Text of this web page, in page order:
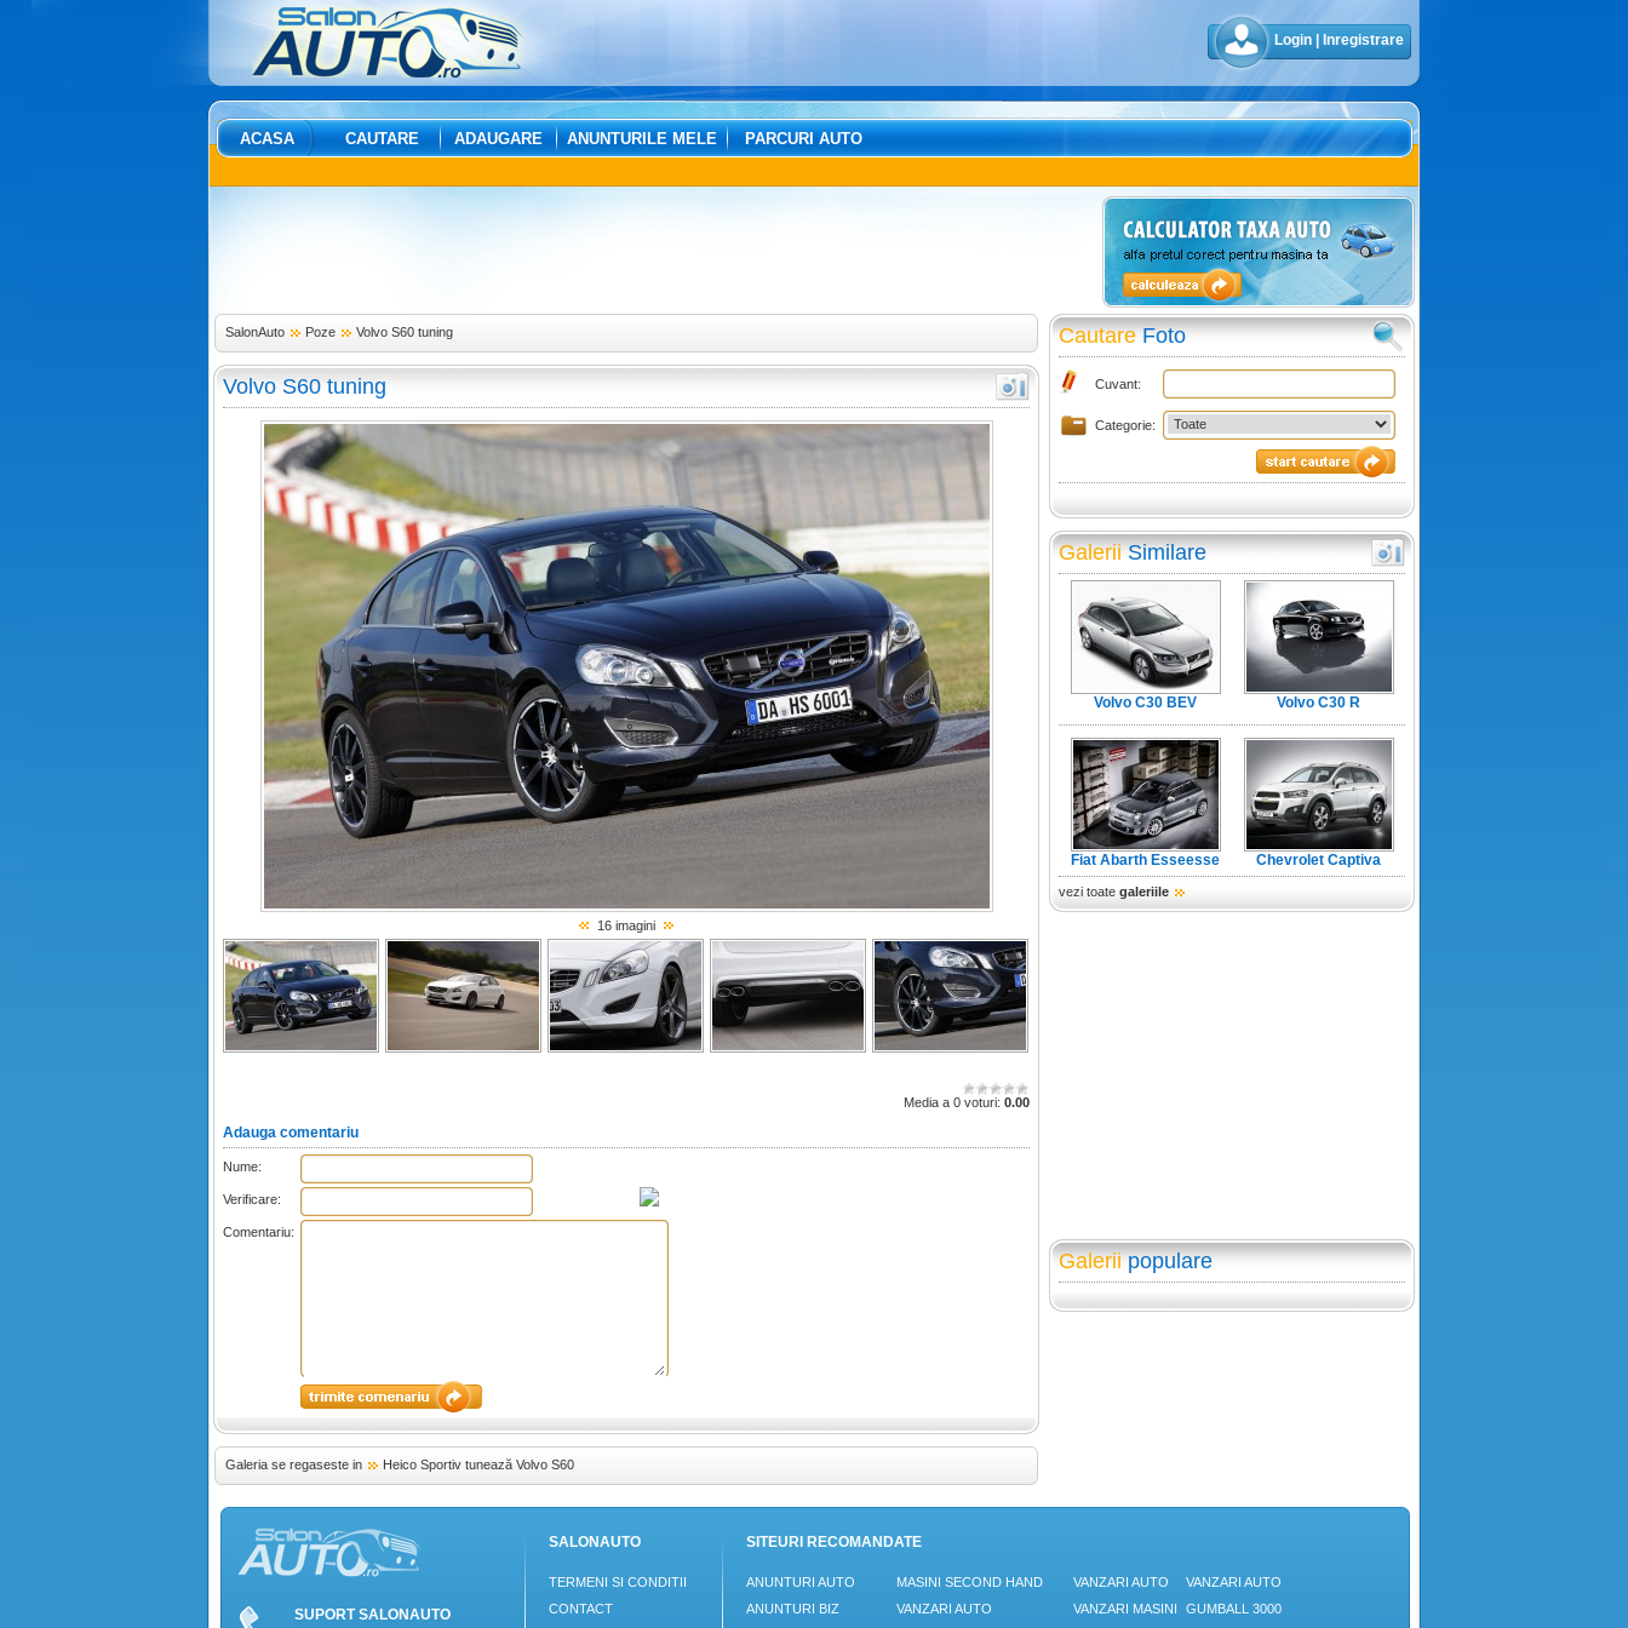
Login Inregistrare
ACASA CAUTARE ADAUGARE ANUNTURILE MELE PARCURI AUTO
SalonAuto Poze Volvo S60 tuning
Volvo S60 tuning
16 imagini
Media a 0 voturi: 0.00
Adauga comentariu
Nume:
Verificare:
Comentariu:
Galeria se regaseste in Heico Sportiv tunează Volvo S60
CautareFoto
Cuvant:
Categorie:
GaleriiSimilare
Volvo C30 BEV Volvo C30 R
Fiat Abarth Esseesse
Chevrolet Captiva
facelift
vezi toate galeriile
Galeriipopulare
SUPORT SALONAUTO
SALONAUTO
TERMENI SI CONDITII
CONTACT
SITEURI RECOMANDATE
ANUNTURI AUTO
ANUNTURI BIZ
MASINI SECOND HAND
VANZARI AUTO
VANZARI AUTO
VANZARI MASINI
VANZARI AUTO
GUMBALL 3000